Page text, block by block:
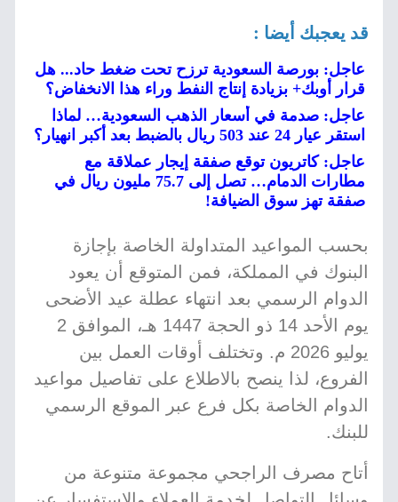
قد يعجبك أيضا :
عاجل: بورصة السعودية ترزح تحت ضغط حاد... هل
قرار أوبك+ بزيادة إنتاج النفط وراء هذا الانخفاض؟
عاجل: صدمة في أسعار الذهب السعودية… لماذا
استقر عيار 24 عند 503 ريال بالضبط بعد أكبر انهيار؟
عاجل: كاتريون توقع صفقة إيجار عملاقة مع
مطارات الدمام… تصل إلى 75.7 مليون ريال في
صفقة تهز سوق الضيافة!
بحسب المواعيد المتداولة الخاصة بإجازة
البنوك في المملكة، فمن المتوقع أن يعود
الدوام الرسمي بعد انتهاء عطلة عيد الأضحى
يوم الأحد 14 ذو الحجة 1447 هـ، الموافق 2
يوليو 2026 م. وتختلف أوقات العمل بين
الفروع، لذا ينصح بالاطلاع على تفاصيل مواعيد
الدوام الخاصة بكل فرع عبر الموقع الرسمي
للبنك.
أتاح مصرف الراجحي مجموعة متنوعة من